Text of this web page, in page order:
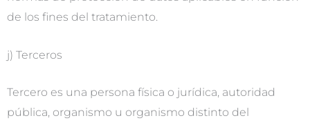
de los fines del tratamiento.
j) Terceros
Tercero es una persona física o jurídica, autoridad
pública, organismo u organismo distinto del